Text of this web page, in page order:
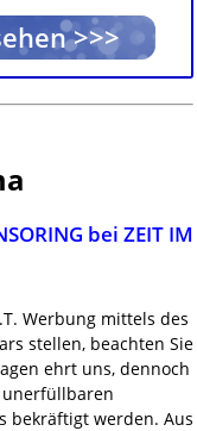
>>>
bei ZEIT IM
Werbung mittels des
stellen, beachten Sie
ehrt uns, dennoch
bekräftigt werden. Aus